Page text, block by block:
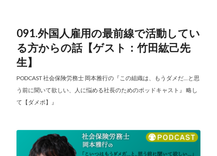
091.外国人雇用の最前線で活動してい
る方からの話【ゲスト：竹田紘己先
生】
PODCAST社会保険労務士 岡本雅行の『この組織は、もうダメだ...と思
う前に聞いて欲しい、人に悩める社長のためのポッドキャスト』 略し
て【ダメポ】』